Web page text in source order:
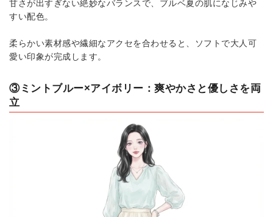
甘さが出すぎない絶妙なバランスで、ブルベ夏の肌になじみや
すい配色。
柔らかい素材感や繊細なアクセを合わせると、ソフトで大人可
愛い印象が完成します。
③ミントブルー×アイボリー：爽やかさと優しさを両
立